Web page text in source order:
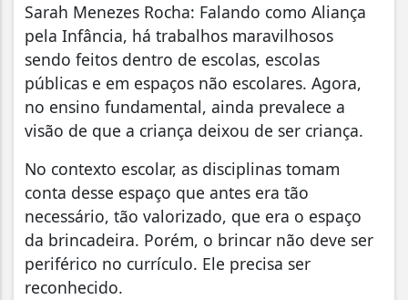
Sarah Menezes Rocha: Falando como Aliança
pela Infância, há trabalhos maravilhosos
sendo feitos dentro de escolas, escolas
públicas e em espaços não escolares. Agora,
no ensino fundamental, ainda prevalece a
visão de que a criança deixou de ser criança.
No contexto escolar, as disciplinas tomam
conta desse espaço que antes era tão
necessário, tão valorizado, que era o espaço
da brincadeira. Porém, o brincar não deve ser
periférico no currículo. Ele precisa ser
reconhecido.